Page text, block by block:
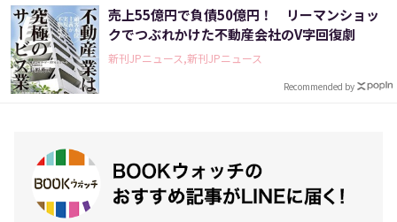
売上55億円で負債50億円！ リーマンショッ
クでつぶれかけた不動産会社のV字回復劇
新刊JPニュース,新刊JPニュース
Recommended by